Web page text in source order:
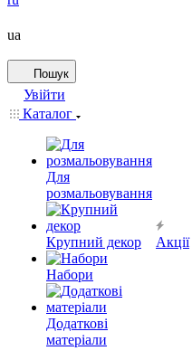
ua
Пошук
Увійти
Каталог
Для
розмальовування
Крупний декор
Набори
Додаткові
матеріали
Акції